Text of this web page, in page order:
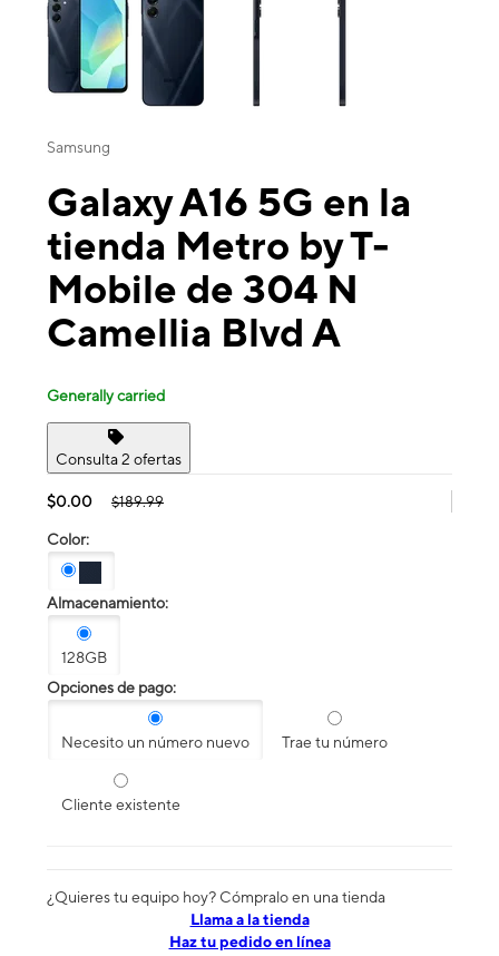
Samsung
Galaxy A16 5G en la
tienda Metro by T-
Mobile de 304 N
Camellia Blvd A
Generally carried
Consulta 2 ofertas
$0.00 $189.99
Color:
Almacenamiento:
128GB
Opciones de pago:
Necesito un número nuevo Trae tu número
Cliente existente
¿Quieres tu equipo hoy? Cómpralo en una tienda
​​​​​​​Llama a la tienda
Haz tu pedido en línea